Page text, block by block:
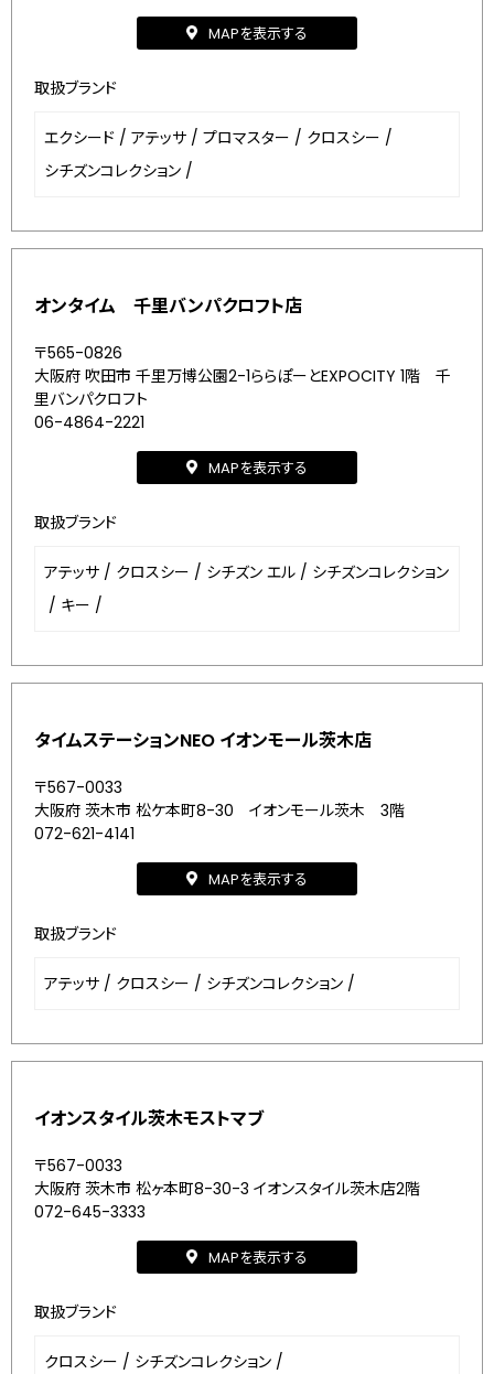
MAPを表示する
取扱ブランド
エクシード / アテッサ / プロマスター / クロスシー /
シチズンコレクション /
オンタイム 千里バンパクロフト店
〒565-0826
大阪府 吹田市 千里万博公園2-1ららぽーとEXPOCITY 1階 千
里バンパクロフト
06-4864-2221
MAPを表示する
取扱ブランド
アテッサ / クロスシー / シチズン エル / シチズンコレクション
/ キー /
タイムステーションNEO イオンモール茨木店
〒567-0033
大阪府 茨木市 松ケ本町8-30 イオンモール茨木 3階
072-621-4141
MAPを表示する
取扱ブランド
アテッサ / クロスシー / シチズンコレクション /
イオンスタイル茨木モストマブ
〒567-0033
大阪府 茨木市 松ヶ本町8-30-3 イオンスタイル茨木店2階
072-645-3333
MAPを表示する
取扱ブランド
クロスシー / シチズンコレクション /